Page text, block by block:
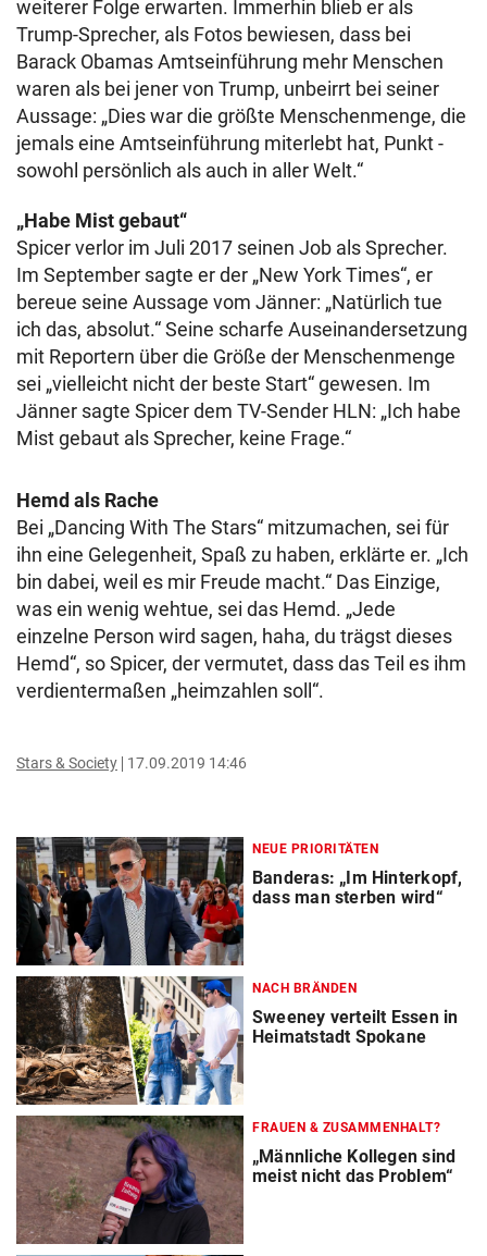
weiterer Folge erwarten. Immerhin blieb er als
Trump-Sprecher, als Fotos bewiesen, dass bei
Barack Obamas Amtseinführung mehr Menschen
waren als bei jener von Trump, unbeirrt bei seiner
Aussage: „Dies war die größte Menschenmenge, die
jemals eine Amtseinführung miterlebt hat, Punkt -
sowohl persönlich als auch in aller Welt.“
„Habe Mist gebaut“
Spicer verlor im Juli 2017 seinen Job als Sprecher.
Im September sagte er der „New York Times“, er
bereue seine Aussage vom Jänner: „Natürlich tue
ich das, absolut.“ Seine scharfe Auseinandersetzung
mit Reportern über die Größe der Menschenmenge
sei „vielleicht nicht der beste Start“ gewesen. Im
Jänner sagte Spicer dem TV-Sender HLN: „Ich habe
Mist gebaut als Sprecher, keine Frage.“
Hemd als Rache
Bei „Dancing With The Stars“ mitzumachen, sei für
ihn eine Gelegenheit, Spaß zu haben, erklärte er. „Ich
bin dabei, weil es mir Freude macht.“ Das Einzige,
was ein wenig wehtue, sei das Hemd. „Jede
einzelne Person wird sagen, haha, du trägst dieses
Hemd“, so Spicer, der vermutet, dass das Teil es ihm
verdientermaßen „heimzahlen soll“.
Stars & Society 17.09.2019 14:46
NEUE PRIORITÄTEN
Banderas: „Im Hinterkopf,
dass man sterben wird“
NACH BRÄNDEN
Sweeney verteilt Essen in
Heimatstadt Spokane
FRAUEN & ZUSAMMENHALT?
„Männliche Kollegen sind
meist nicht das Problem“